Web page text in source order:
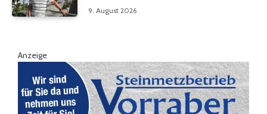
9. August 2026
Anzeige